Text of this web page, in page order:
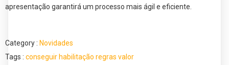
apresentação garantirá um processo mais ágil e eficiente.
Category : Novidades
Tags : conseguir habilitação regras valor